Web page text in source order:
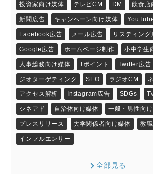
投資家向け媒体 テレビCM DM 飲食店
新聞広告 キャンペーン向け媒体
Facebook広告 メール広告 リスティング
Google広告 ホームページ制作 小中学生
人事総務向け媒体 Tポイント Twitter広告
ジオターゲティング SEO ラジオCM
アクセス解析 Instagram広告 SDGs
シネアド 自治体向け媒体 一般・男性向
プレスリリース 大学関係者向け媒体 教
インフルエンサー
全部見る